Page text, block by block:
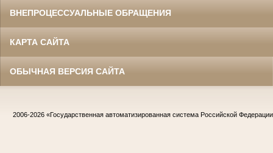
ВНЕПРОЦЕССУАЛЬНЫЕ ОБРАЩЕНИЯ
КАРТА САЙТА
ОБЫЧНАЯ ВЕРСИЯ САЙТА
2006-2026 «Государственная автоматизированная система Российской